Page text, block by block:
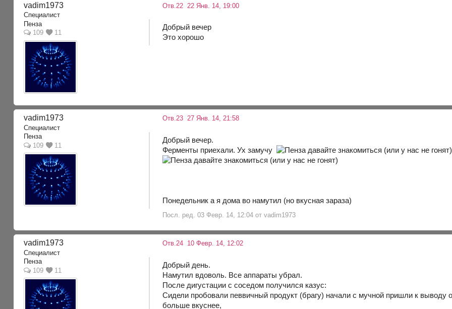
vadim1973
Специалист
Пенза
109
11
Отв.22 22 Янв. 14, 19:00
Добрый вечер
Это хорошо
vadim1973
Специалист
Пенза
109
11
Отв.23 27 Янв. 14, 21:58
Добрый вечер.
Ферменты приехали. Ух замучу
Понедельник а я дома во намутил (но вкусная зараза)
Посл. ред. 03 Февр. 14, 12:04 от vadim1973
vadim1973
Специалист
Пенза
109
11
Отв.24 10 Февр. 14, 12:02
Добрый день.
Намутил вдоволь. Все аппараты убрал.
После дигустации с соседом получился казус:
Сидели пробовали певвичный продукт (брагу) начали с мучной пришли к выводу
больше вкуснее,